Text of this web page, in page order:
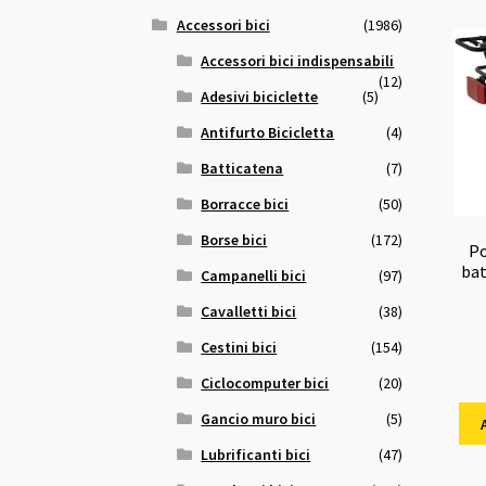
Accessori bici
(1986)
Accessori bici indispensabili
(12)
Adesivi biciclette
(5)
Antifurto Bicicletta
(4)
Batticatena
(7)
Borracce bici
(50)
Borse bici
(172)
Campanelli bici
(97)
Cavalletti bici
(38)
Cestini bici
(154)
Ciclocomputer bici
(20)
Gancio muro bici
(5)
Lubrificanti bici
(47)